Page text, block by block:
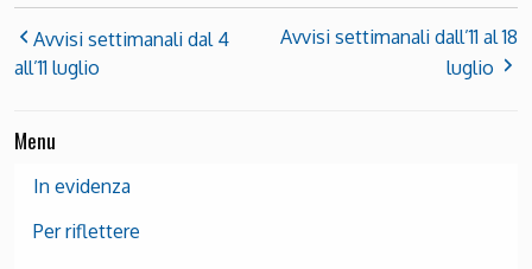
Avvisi settimanali dal 4
all’11 luglio
Avvisi settimanali dall’11 al 18
luglio
Menu
In evidenza
Per riflettere